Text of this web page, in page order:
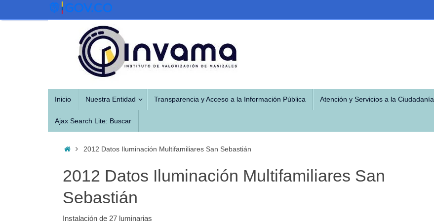
al
Inicio Nuestra Entidad Transparencia y Acceso a la Información Pública Atención y Servicios a la Ciudadanía
Ajax Search Lite: Buscar
Inicio2012 Datos Iluminación Multifamiliares San Sebastián
2012 Datos Iluminación Multifamiliares San
Sebastián
Instalación de 27 luminarias